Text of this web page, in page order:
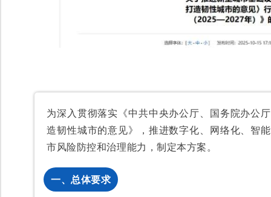
为深入贯彻落实《中共中央办公厅、国务院办公
造韧性城市的意见》，推进数字化、网络化、智
市风险防控和治理能力，制定本方案。
一、总体要求